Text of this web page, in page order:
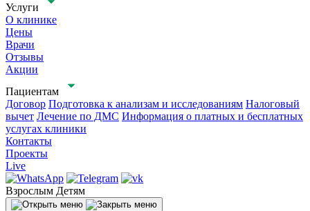
Услуги
О клинике
Цены
Врачи
Отзывы
Акции
Пациентам
Договор Подготовка к анализам и исследованиям Налоговый
вычет Лечение по ДМС Информация о платных и бесплатных
услугах клиники
Контакты
Проекты
Live
Взрослым Детям